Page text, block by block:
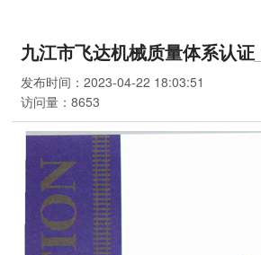
九江市飞达机械质量体系认证
发布时间：2023-04-22 18:03:51
访问量：8653